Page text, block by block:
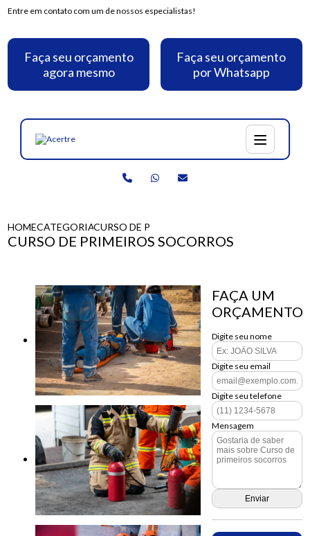
Entre em contato com um de nossos especialistas!
Faça seu orçamento
agora mesmo
Faça seu orçamento
por Whatsapp
HOMECATEGORIASCURSO DE PRIMEIROS SOCORROS
CURSO DE PRIMEIROS SOCORROS
FAÇA UM
ORÇAMENTO
Digite seu nome
Digite seu email
Digite seu telefone
Mensagem